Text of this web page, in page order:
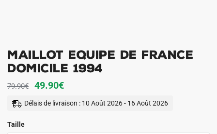
Maillot Equipe de France
Domicile 1994
79.90€
Le
prix
49.90€Le
prix
Délais de livraison : 10 Août 2026 - 16 Août 2026
Taille